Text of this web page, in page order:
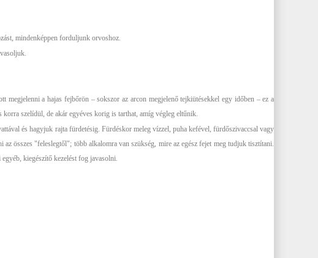
mindenképpen forduljunk orvoshoz.
megjelenni a hajas fejbőrön – sokszor az arcon megjelenő tejkiütésekkel egy időben – ez a
szelídül, de akár egyéves korig is tarthat, amíg végleg eltűnik.
és hagyjuk rajta fürdetésig. Fürdéskor meleg vízzel, puha kefével, fürdőszivaccsal vagy
összes "feleslegtől"; több alkalomra van szükség, mire az egész fejet meg tudjuk tisztítani.
kiegészítő kezelést fog javasolni.